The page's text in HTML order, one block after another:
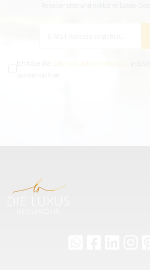
Reiseberichte und exklusive Luxus-
Datenschutzbestimmungen